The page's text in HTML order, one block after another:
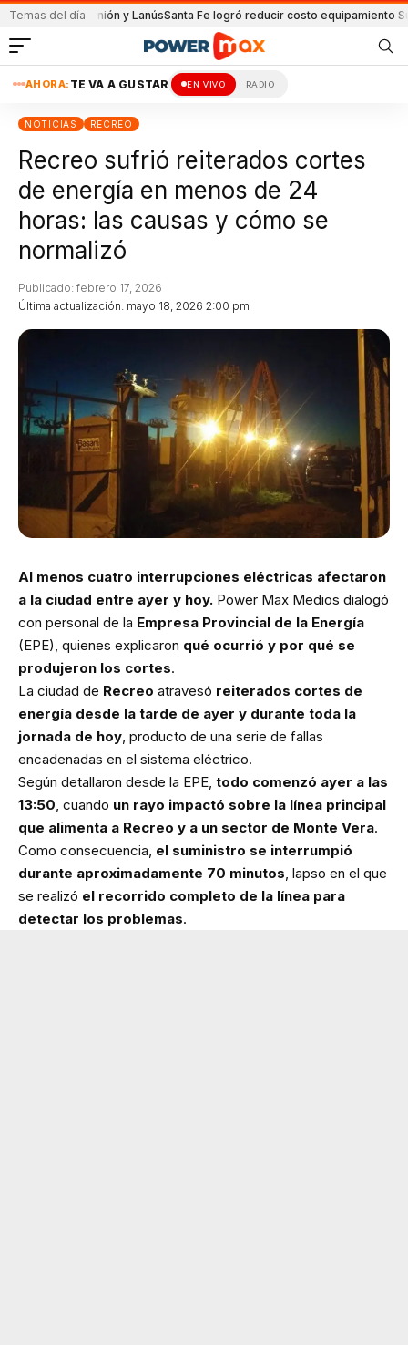
Temas del día
de Unión y LanúsSanta Fe logró reducir costo equipamiento
AHORA: TE VA A GUSTAR EN VIVO RADIO
NOTICIAS RECREO
Recreo sufrió reiterados cortes
de energía en menos de 24
horas: las causas y cómo se
normalizó
Última actualización: mayo 18, 2026 2:00 pm
Publicado: febrero 17, 2026
Al menos cuatro interrupciones eléctricas afectaron
a la ciudad entre ayer y hoy. Power Max Medios dialogó
con personal de la Empresa Provincial de la Energía
(EPE), quienes explicaron qué ocurrió y por qué se
produjeron los cortes.
La ciudad de Recreo atravesó reiterados cortes de
energía desde la tarde de ayer y durante toda la
jornada de hoy, producto de una serie de fallas
encadenadas en el sistema eléctrico.
Según detallaron desde la EPE, todo comenzó ayer a las
13:50, cuando un rayo impactó sobre la línea principal
que alimenta a Recreo y a un sector de Monte Vera.
Como consecuencia, el suministro se interrumpió
durante aproximadamente 70 minutos, lapso en el que
se realizó el recorrido completo de la línea para
detectar los problemas.